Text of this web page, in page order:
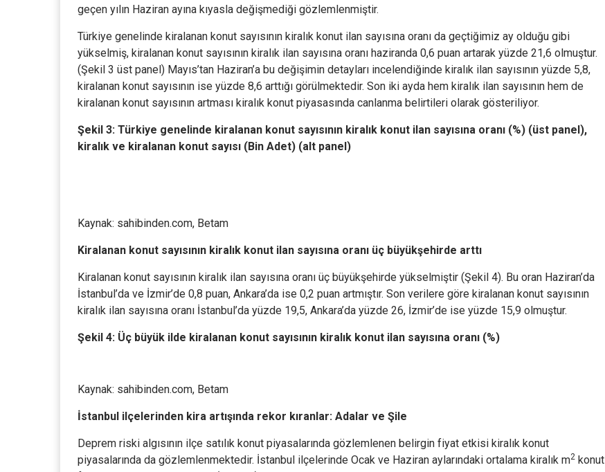
geçen yılın Haziran ayına kıyasla değişmediği gözlemlenmiştir.
Türkiye genelinde kiralanan konut sayısının kiralık konut ilan sayısına oranı da geçtiğimiz ay olduğu gibi
yükselmiş, kiralanan konut sayısının kiralık ilan sayısına oranı haziranda 0,6 puan artarak yüzde 21,6 olmuştur.
(Şekil 3 üst panel) Mayıs’tan Haziran’a bu değişimin detayları incelendiğinde kiralık ilan sayısının yüzde 5,8,
kiralanan konut sayısının ise yüzde 8,6 arttığı görülmektedir. Son iki ayda hem kiralık ilan sayısının hem de
kiralanan konut sayısının artması kiralık konut piyasasında canlanma belirtileri olarak gösteriliyor.
Şekil 3: Türkiye genelinde kiralanan konut sayısının kiralık konut ilan sayısına oranı (%) (üst panel),
kiralık ve kiralanan konut sayısı (Bin Adet) (alt panel)
Kaynak: sahibinden.com, Betam
Kiralanan konut sayısının kiralık konut ilan sayısına oranı üç büyükşehirde arttı
Kiralanan konut sayısının kiralık ilan sayısına oranı üç büyükşehirde yükselmiştir (Şekil 4). Bu oran Haziran’da
İstanbul’da ve İzmir’de 0,8 puan, Ankara’da ise 0,2 puan artmıştır. Son verilere göre kiralanan konut sayısının
kiralık ilan sayısına oranı İstanbul’da yüzde 19,5, Ankara’da yüzde 26, İzmir’de ise yüzde 15,9 olmuştur.
Şekil 4: Üç büyük ilde kiralanan konut sayısının kiralık konut ilan sayısına oranı (%)
Kaynak: sahibinden.com, Betam
İstanbul ilçelerinden kira artışında rekor kıranlar: Adalar ve Şile
Deprem riski algısının ilçe satılık konut piyasalarında gözlemlenen belirgin fiyat etkisi kiralık konut
piyasalarında da gözlemlenmektedir. İstanbul ilçelerinde Ocak ve Haziran aylarındaki ortalama kiralık m2 konut